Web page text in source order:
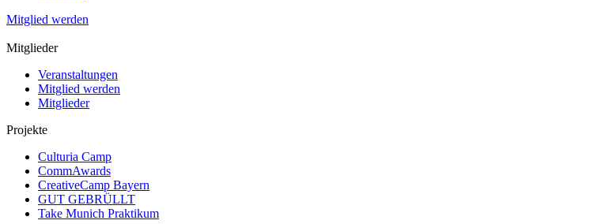
Mitglied werden
Mitglieder
Veranstaltungen
Mitglied werden
Mitglieder
Projekte
Culturia Camp
CommAwards
CreativeCamp Bayern
GUT GEBRÜLLT
Take Munich Praktikum